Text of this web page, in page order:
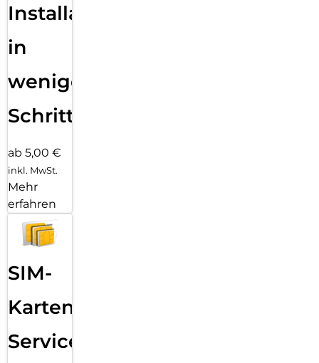
Installation
in
wenigen
Schritten
ab 5,00 €
inkl. MwSt.
Mehr
erfahren
SIM-
Karten
Service: